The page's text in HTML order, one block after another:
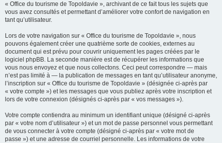
« Office du tourisme de Topoldavie », archivant de ce fait tous les sujets que
vous avez consultés et permettant d’améliorer votre confort de navigation en
tant qu’utilisateur.
Lors de votre navigation sur « Office du tourisme de Topoldavie », nous
pouvons également créer une quatrième sorte de cookies, externes au
document qui est prévu pour couvrir uniquement les pages créées par le
logiciel phpBB. La seconde manière est de récupérer les informations que
vous nous envoyez et que nous collectons. Ceci peut correspondre — mais
n’est pas limité à — la publication de messages en tant qu’utilisateur anonyme,
l’inscription sur « Office du tourisme de Topoldavie » (désignée ci-après par
« votre compte ») et les messages que vous publiez après votre inscription et
lors de votre connexion (désignés ci-après par « vos messages »).
Votre compte contiendra au minimum un identifiant unique (désigné ci-après
par « votre nom d’utilisateur ») et un mot de passe personnel vous permettant
de vous connecter à votre compte (désigné ci-après par « votre mot de
passe ») et une adresse de courriel personnelle. Les informations de votre